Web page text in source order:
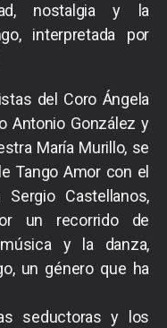
nostalgia y la
interpretada por
del Coro Ángela
Antonio González y
María Murillo, se
Tango Amor con el
Castellanos,
un recorrido de
y la danza,
un género que ha
seductoras y los